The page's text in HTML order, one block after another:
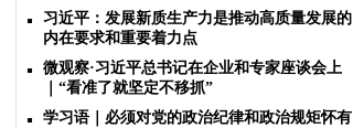
习近平：发展新质生产力是推动高质量发展的
内在要求和重要着力点
微观察·习近平总书记在企业和专家座谈会上
｜“看准了就坚定不移抓”
学习语｜必须对党的政治纪律和政治规矩怀有